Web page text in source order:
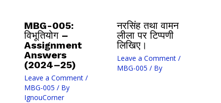
MBG-005:
विभूतियोग –
Assignment
Answers
(2024–25)
Leave a Comment /
MBG-005 / By
IgnouCorner
नरसिंह तथा वामन
लीला पर टिप्पणी
लिखिए।
Leave a Comment /
MBG-005 / By